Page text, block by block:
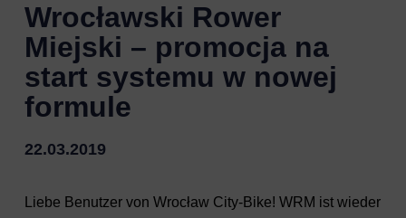
Wrocławski Rower
Miejski – promocja na
start systemu w nowej
formule
22.03.2019
Liebe Benutzer von Wrocław City-Bike! WRM ist wieder